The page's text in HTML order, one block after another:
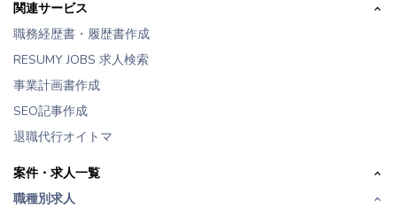
関連サービス
職務経歴書・履歴書作成
RESUMY JOBS 求人検索
事業計画書作成
SEO記事作成
退職代行オイトマ
案件・求人一覧
職種別求人